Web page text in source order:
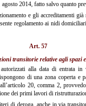
2014, fatto salvo quanto
e gli accreditamenti
regolamento ai nidi
Art. 57
transitorie relative agli spazi
alla data di entrata in
di una zona coperta e
20, comma 2,
dei primi lavori di
di deroga, anche in via